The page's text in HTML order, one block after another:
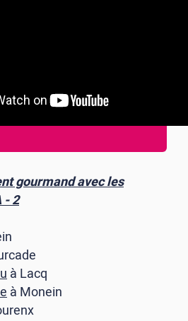
gourmand avec les
- 2
à Lacq
à Monein